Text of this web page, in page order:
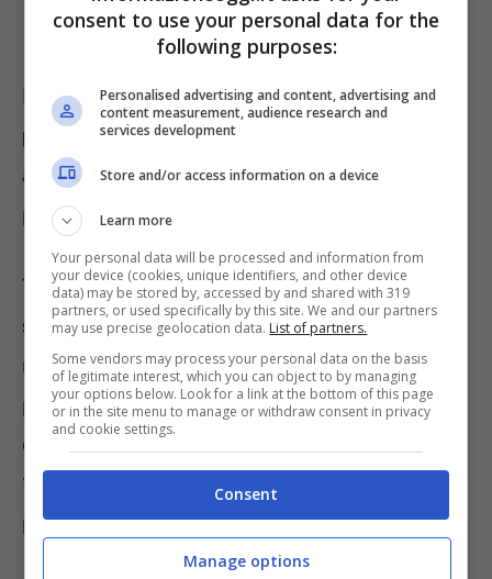
Il feng shui aiuta anche nella scelta delle
piante
per decorare la casa perché alcune,
anche che belle da vedere, in realtà
potrebbero portare energia negativa.
Tra queste per esempio, abbiamo la
sanseveria, nonostante sia molto presente
nelle case di molti italiani. In realtà questa
pianta dovrebbe essere evitata anche perché
è conosciuta come “pianta del serpente” o
“lingua di suocera”. Due appellativi non
propriamente positivi.
consent to use your personal data for the
following purposes:
Personalised advertising and content, advertising and
content measurement, audience research and
services development
Store and/or access information on a device
Learn more
Your personal data will be processed and information from
your device (cookies, unique identifiers, and other device
data) may be stored by, accessed by and shared with 319
partners, or used specifically by this site. We and our partners
may use precise geolocation data. List of partners.
Some vendors may process your personal data on the basis
of legitimate interest, which you can object to by managing
your options below. Look for a link at the bottom of this page
or in the site menu to manage or withdraw consent in privacy
and cookie settings.
Consent
Manage options